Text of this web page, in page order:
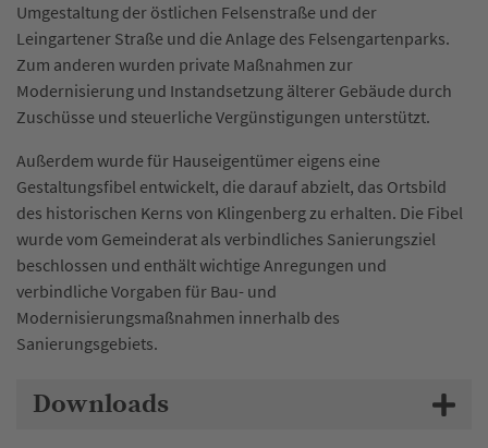
Umgestaltung der östlichen Felsenstraße und der
Leingartener Straße und die Anlage des Felsengartenparks.
Zum anderen wurden private Maßnahmen zur
Modernisierung und Instandsetzung älterer Gebäude durch
Zuschüsse und steuerliche Vergünstigungen unterstützt.
Außerdem wurde für Hauseigentümer eigens eine
Gestaltungsfibel entwickelt, die darauf abzielt, das Ortsbild
des historischen Kerns von Klingenberg zu erhalten. Die Fibel
wurde vom Gemeinderat als verbindliches Sanierungsziel
beschlossen und enthält wichtige Anregungen und
verbindliche Vorgaben für Bau- und
Modernisierungsmaßnahmen innerhalb des
Sanierungsgebiets.
Downloads